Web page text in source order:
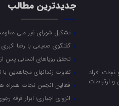
افراد
ارتباطات
جدیدترین مطالب
تشکیل شورای غیر ملی
گفتگوی صمیمی با رضا
تحقق رویاهای انسانی پس
تفاوت زندانهای مجاهدین با
فعالین انجمن نجات همراه
انزوای اجباری؛ ابزار فرقه